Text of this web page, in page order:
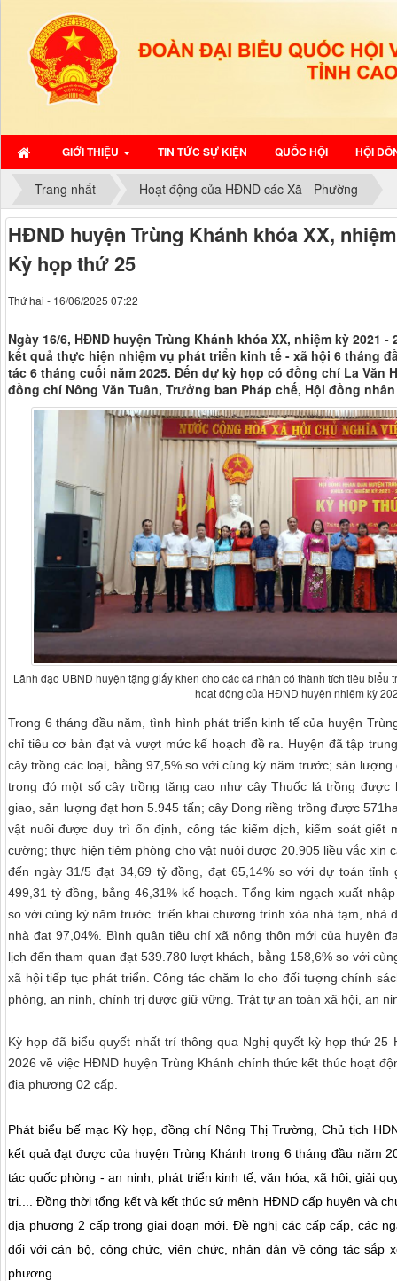
GIỚI THIỆU TIN TỨC SỰ KIỆN QUỐC HỘI HỘI
Trang nhất Hoạt động của HĐND các Xã - Phường
HĐND huyện Trùng Khánh khóa XX,
Kỳ họp thứ 25
Thứ hai - 16/06/2025 07:22
Ngày 16/6, HĐND huyện Trùng Khánh khóa XX, nhiệm kỳ 2021
kết quả thực hiện nhiệm vụ phát triển kinh tế - xã hội 6 tháng
tác 6 tháng cuối năm 2025. Đến dự kỳ họp có đồng chí La Văn
đồng chí Nông Văn Tuân, Trưởng ban Pháp chế, Hội đồng
Lãnh đạo UBND huyện tặng giấy khen cho các cá nhân có thành tích tiêu biểu
hoạt động của HĐND huyện nhiệm kỳ
Trong 6 tháng đầu năm, tình hình phát triển kinh tế của huyện
chỉ tiêu cơ bản đạt và vượt mức kế hoạch đề ra. Huyện đã tập
cây trồng các loại, bằng 97,5% so với cùng kỳ năm trước; sản
trong đó một số cây trồng tăng cao như cây Thuốc lá trồng được
giao, sản lượng đạt hơn 5.945 tấn; cây Dong riềng trồng được
vật nuôi được duy trì ổn định, công tác kiểm dịch, kiểm soát giết
cường; thực hiện tiêm phòng cho vật nuôi được 20.905 liều vắc xin
đến ngày 31/5 đạt 34,69 tỷ đồng, đạt 65,14% so với dự toán
499,31 tỷ đồng, bằng 46,31% kế hoạch. Tổng kim ngạch xuất
so với cùng kỳ năm trước. triển khai chương trình xóa nhà tạm, nhà
nhà đạt 97,04%. Bình quân tiêu chí xã nông thôn mới của huyện
lịch đến tham quan đạt 539.780 lượt khách, bằng 158,6% so với
xã hội tiếp tục phát triển. Công tác chăm lo cho đối tượng chính
phòng, an ninh, chính trị được giữ vững. Trật tự an toàn xã hội, an
Kỳ họp đã biểu quyết nhất trí thông qua Nghị quyết kỳ họp thứ 25
2026 về việc HĐND huyện Trùng Khánh chính thức kết thúc hoạt
địa phương 02 cấp.
Phát biểu bế mạc Kỳ họp, đồng chí Nông Thị Trường, Chủ tịch
kết quả đạt được của huyện Trùng Khánh trong 6 tháng đầu năm
tác quốc phòng - an ninh; phát triển kinh tế, văn hóa, xã hội; giải
tri.... Đồng thời tổng kết và kết thúc sứ mệnh HĐND cấp huyện và
địa phương 2 cấp trong giai đoạn mới. Đề nghị các cấp cấp, các
đối với cán bộ, công chức, viên chức, nhân dân về công tác sắp
phương.